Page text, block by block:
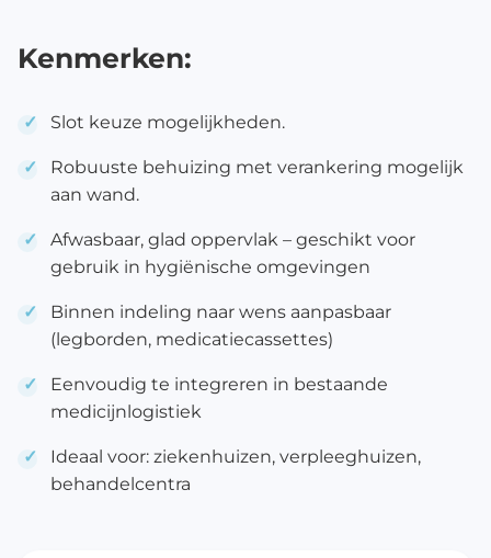
Kenmerken:
Slot keuze mogelijkheden.
Robuuste behuizing met verankering mogelijk
aan wand.
Afwasbaar, glad oppervlak – geschikt voor
gebruik in hygiënische omgevingen
Binnen indeling naar wens aanpasbaar
(legborden, medicatiecassettes)
Eenvoudig te integreren in bestaande
medicijnlogistiek
Ideaal voor: ziekenhuizen, verpleeghuizen,
behandelcentra